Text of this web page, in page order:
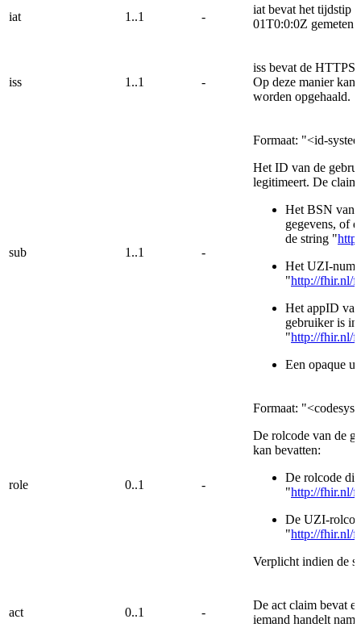
iat 1..1 -
iat bevat het tijdstip
01T0:0:0Z gemeten
iss 1..1 -
iss bevat de
Op deze manier kan
worden opgehaald.
sub 1..1 -
Formaat: "<id-
Het ID van de
legitimeert. De claim
Het BSN van
gegevens, of
de string "
Het UZI-
"http://fhir.nl/
Het appID
gebruiker is
"http://fhir.nl/
Een opaque
role 0..1 -
Formaat:
De rolcode van de
kan bevatten:
De rolcode
"http://fhir.nl/
De UZI-
"http://fhir.nl/
Verplicht indien de
act 0..1 -
De act claim bevat
iemand handelt